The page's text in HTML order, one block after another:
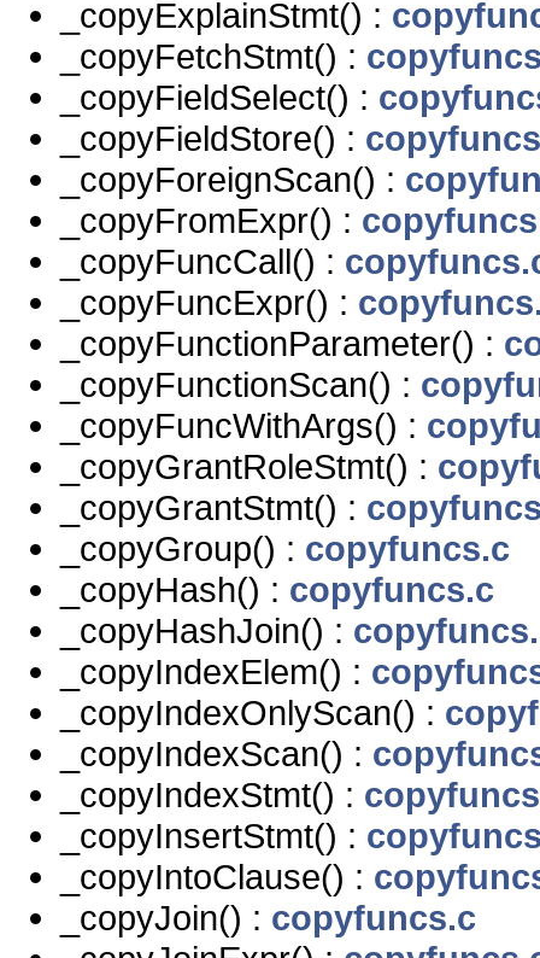
_copyExplainStmt() :
_copyFetchStmt() :
_copyFieldSelect() :
_copyFieldStore() :
_copyForeignScan() :
_copyFromExpr() :
_copyFuncCall() :
_copyFuncExpr() :
_copyFunctionParameter() :
_copyFunctionScan() :
_copyFuncWithArgs() :
_copyGrantRoleStmt() :
_copyGrantStmt() :
_copyGroup() : copyfuncs.c
_copyHash() : copyfuncs.c
_copyHashJoin() :
_copyIndexElem() :
_copyIndexOnlyScan() :
_copyIndexScan() :
_copyIndexStmt() :
_copyInsertStmt() :
_copyIntoClause() :
_copyJoin() : copyfuncs.c